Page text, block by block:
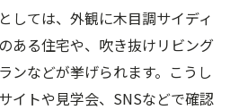
しては、外観に木目調サイディ
ある住宅や、吹き抜けリビング
ンなどが挙げられます。こうし
イトや見学会、SNSなどで確認